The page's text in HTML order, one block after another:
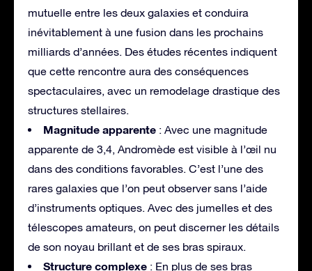
mutuelle entre les deux galaxies et conduira
inévitablement à une fusion dans les prochains
milliards d’années. Des études récentes indiquent
que cette rencontre aura des conséquences
spectaculaires, avec un remodelage drastique des
structures stellaires.
Magnitude apparente : Avec une magnitude
apparente de 3,4, Andromède est visible à l’œil nu
dans des conditions favorables. C’est l’une des
rares galaxies que l’on peut observer sans l’aide
d’instruments optiques. Avec des jumelles et des
télescopes amateurs, on peut discerner les détails
de son noyau brillant et de ses bras spiraux.
Structure complexe : En plus de ses bras